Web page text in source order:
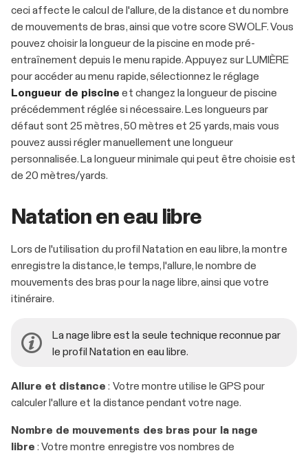
ceci affecte le calcul de l'allure, de la distance et du nombre
de mouvements de bras, ainsi que votre score SWOLF. Vous
pouvez choisir la longueur de la piscine en mode pré-
entraînement depuis le menu rapide. Appuyez sur LUMIÈRE
pour accéder au menu rapide, sélectionnez le réglage
Longueur de piscine et changez la longueur de piscine
précédemment réglée si nécessaire. Les longueurs par
défaut sont 25 mètres, 50 mètres et 25 yards, mais vous
pouvez aussi régler manuellement une longueur
personnalisée. La longueur minimale qui peut être choisie est
de 20 mètres/yards.
Natation en eau libre
Lors de l'utilisation du profil Natation en eau libre, la montre
enregistre la distance, le temps, l'allure, le nombre de
mouvements des bras pour la nage libre, ainsi que votre
itinéraire.
La nage libre est la seule technique reconnue par
le profil Natation en eau libre.
Allure et distance : Votre montre utilise le GPS pour
calculer l'allure et la distance pendant votre nage.
Nombre de mouvements des bras pour la nage
libre : Votre montre enregistre vos nombres de